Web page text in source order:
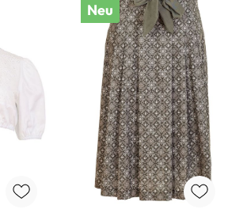
Neu